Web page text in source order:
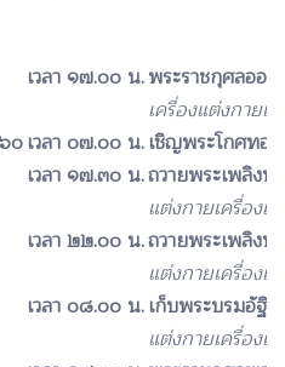
เวลา ๑๗.๐๐ น.พระราชกุศลออ
เครื่องแต่งกาย
๐เวลา ๐๗.๐๐ น.เชิญพระโกศทอ
เวลา ๑๗.๓๐ น.ถวายพระเพลิง
แต่งกายเครื่อง
เวลา ๒๒.๐๐ น.ถวายพระเพลิง
แต่งกายเครื่อง
เวลา ๐๘.๐๐ น.เก็บพระบรมอัฐิ,
แต่งกายเครื่อง